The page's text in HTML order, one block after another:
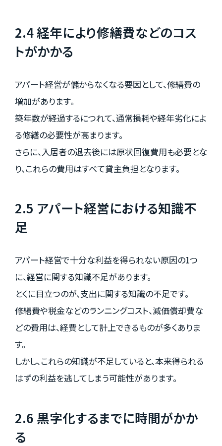
2.4 経年により修繕費などのコス
トがかかる
アパート経営が儲からなくなる要因として、修繕費の
増加があります。
築年数が経過するにつれて、通常損耗や経年劣化によ
る修繕の必要性が高まります。
さらに、入居者の退去後には原状回復費用も必要とな
り、これらの費用はすべて貸主負担となります。
2.5 アパート経営における知識不
足
アパート経営で十分な利益を得られない原因の1つ
に、経営に関する知識不足があります。
とくに目立つのが、支出に関する知識の不足です。
修繕費や税金などのランニングコスト、減価償却費な
どの費用は、経費として計上できるものが多くありま
す。
しかし、これらの知識が不足していると、本来得られる
はずの利益を逃してしまう可能性があります。
2.6 黒字化するまでに時間がかか
る